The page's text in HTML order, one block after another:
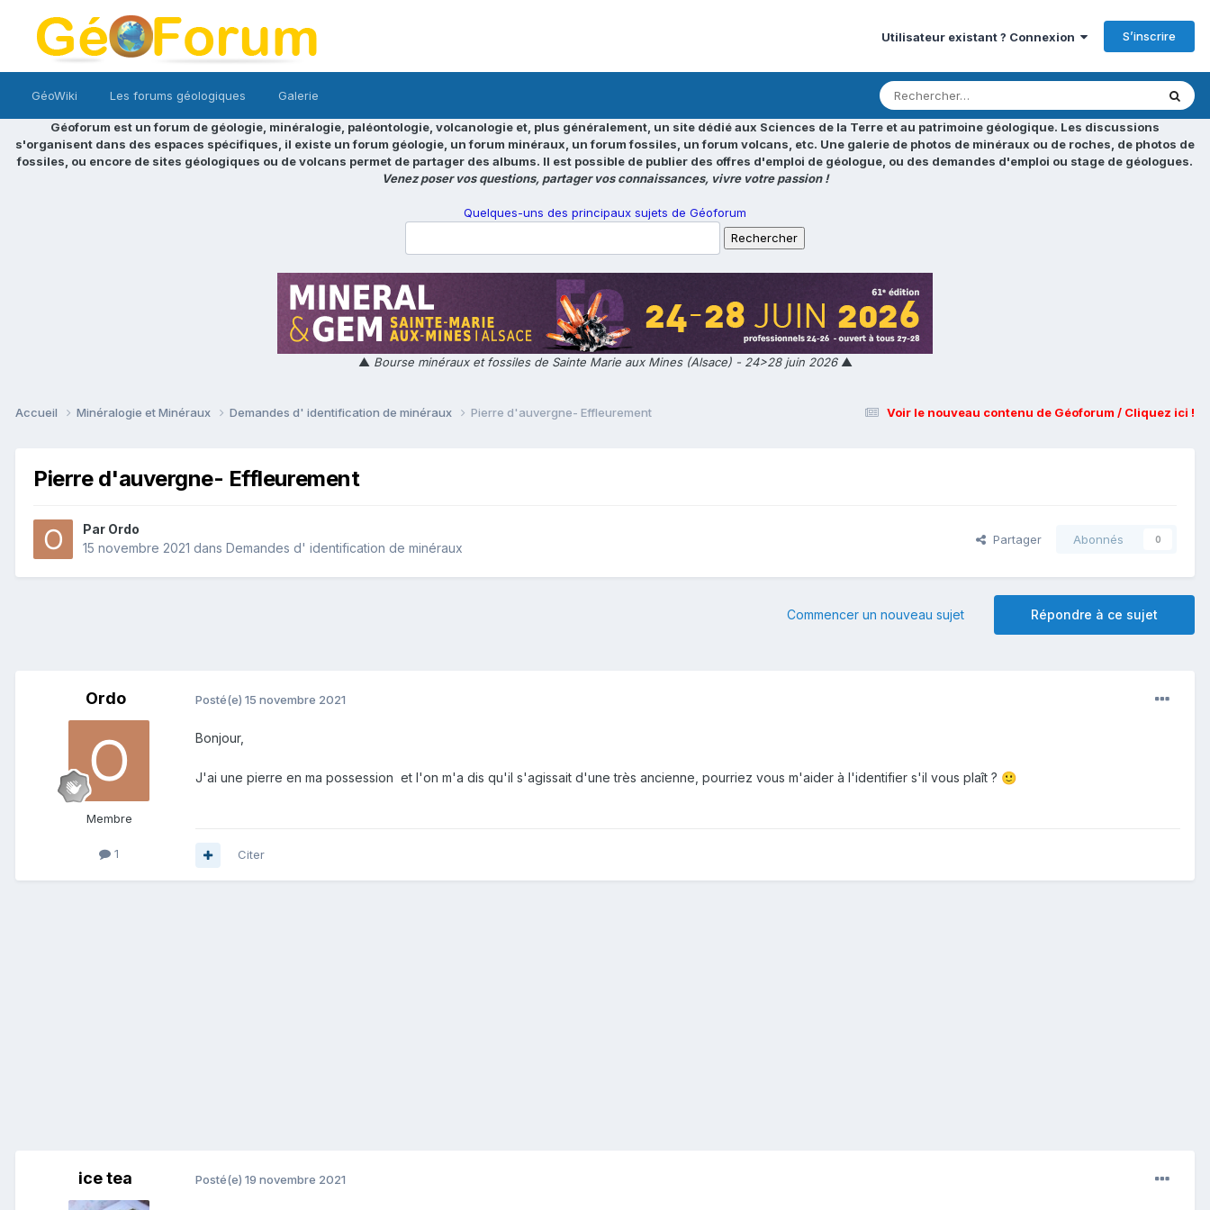
Utilisateur existant ? Connexion S’inscrire
GéoWiki Les forums géologiques Galerie
Géoforum est un forum de géologie, minéralogie, paléontologie, volcanologie et, plus généralement, un site dédié aux Sciences de la Terre et au patrimoine géologique. Les discussions
s'organisent dans des espaces spécifiques, il existe un forum géologie, un forum minéraux, un forum fossiles, un forum volcans, etc. Une galerie de photos de minéraux ou de roches, de photos de
fossiles, ou encore de sites géologiques ou de volcans permet de partager des albums. Il est possible de publier des offres d'emploi de géologue, ou des demandes d'emploi ou stage de géologues.
Venez poser vos questions, partager vos connaissances, vivre votre passion !
Quelques-uns des principaux sujets de Géoforum
▲ Bourse minéraux et fossiles de Sainte Marie aux Mines (Alsace) - 24>28 juin 2026▲
Voir le nouveau contenu de Géoforum / Cliquez ici !
Accueil Minéralogie et Minéraux Demandes d' identification de minéraux Pierre d'auvergne- Effleurement
Pierre d'auvergne- Effleurement
Par Ordo
15 novembre 2021 dans Demandes d' identification de minéraux
Partager Abonnés 0
Répondre à ce sujet
Commencer un nouveau sujet
Ordo
Membre
1
Posté(e) 15 novembre 2021
Bonjour,
J'ai une pierre en ma possession et l'on m'a dis qu'il s'agissait d'une très ancienne, pourriez vous m'aider à l'identifier s'il vous plaît ? 🙂
Citer
ice tea Posté(e) 19 novembre 2021